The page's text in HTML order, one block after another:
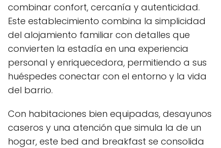
combinar confort, cercanía y autenticidad.
Este establecimiento combina la simplicidad
del alojamiento familiar con detalles que
convierten la estadía en una experiencia
personal y enriquecedora, permitiendo a sus
huéspedes conectar con el entorno y la vida
del barrio.
Con habitaciones bien equipadas, desayunos
caseros y una atención que simula la de un
hogar, este bed and breakfast se consolida